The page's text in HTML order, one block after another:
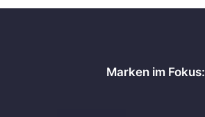
Marken im Fokus: